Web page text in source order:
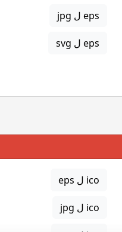
eps ل jpg
eps ل svg
ico ل eps
ico ل jpg